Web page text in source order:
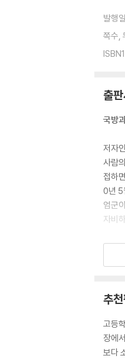
살아
이 새
목포
총에
주경
함께
학교
시험
딸내
책을
노무
제2
- 내
발행일
쪽수,
출
국방
저자
사람
접하
0년 5
엄군
자비
조금
분
- 본문
인생
추
고등
장에
보다